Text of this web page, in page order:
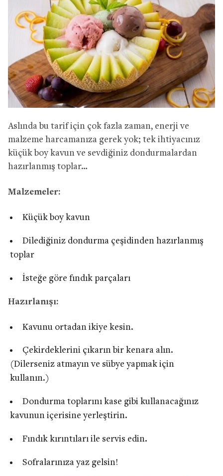
Aslında bu tarif için çok fazla zaman, enerji ve
malzeme harcamanıza gerek yok; tek ihtiyacınız
küçük boy kavun ve sevdiğiniz dondurmalardan
hazırlanmış toplar…
Malzemeler:
Küçük boy kavun
Dilediğiniz dondurma çeşidinden hazırlanmış
toplar
İsteğe göre fındık parçaları
Hazırlanışı:
Kavunu ortadan ikiye kesin.
Çekirdeklerini çıkarın bir kenara alın.
(Dilerseniz atmayın ve sübye yapmak için
kullanın.)
Dondurma toplarını kase gibi kullanacağınız
kavunun içerisine yerleştirin.
Fındık kırıntıları ile servis edin.
Sofralarınıza yaz gelsin!